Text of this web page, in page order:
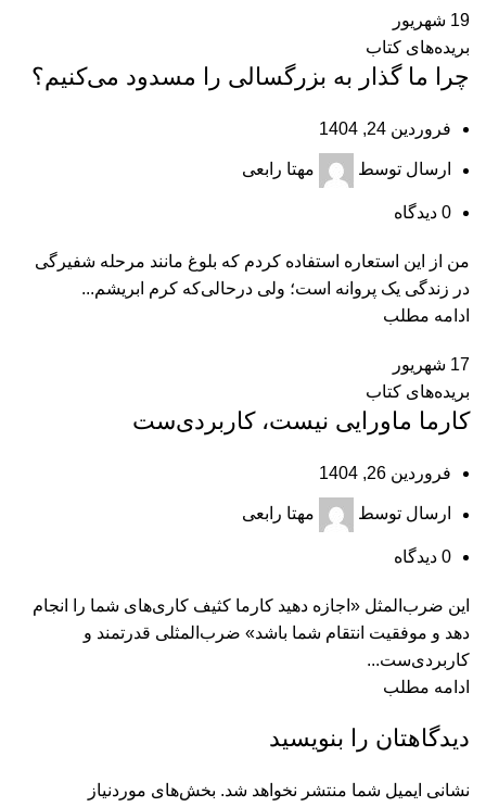
19 شهریور
بریده‌های کتاب
چرا ما گذار به بزرگسالی را مسدود می‌کنیم؟
فروردین 24, 1404
ارسال توسط مهتا رابعی
0 دیدگاه
من از این استعاره استفاده کردم که بلوغ مانند مرحله شفیرگی
در زندگی یک پروانه است؛ ولی درحالی‌که کرم ابریشم...
ادامه مطلب
17 شهریور
بریده‌های کتاب
کارما ماورایی نیست، کاربردی‌‌ست
فروردین 26, 1404
ارسال توسط مهتا رابعی
0 دیدگاه
این ضرب‌المثل «اجازه دهید کارما کثیف‌ کاری‌های شما را انجام
دهد و موفقیت انتقام شما باشد» ضرب‌المثلی قدرتمند و
کاربردی‌ست...
ادامه مطلب
دیدگاهتان را بنویسید
نشانی ایمیل شما منتشر نخواهد شد. بخش‌های موردنیاز